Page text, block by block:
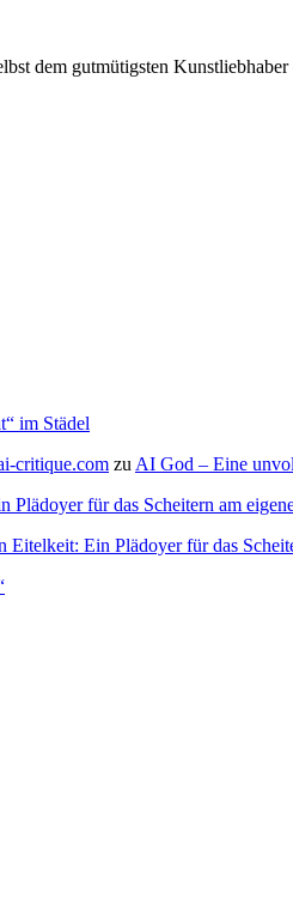
dem gutmütigsten
im Städel
critique.com zu AI God – Eine
für das Scheitern am
Ein Plädoyer für das